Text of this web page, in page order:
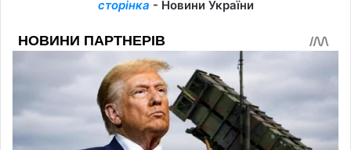
сторінка - Новини України